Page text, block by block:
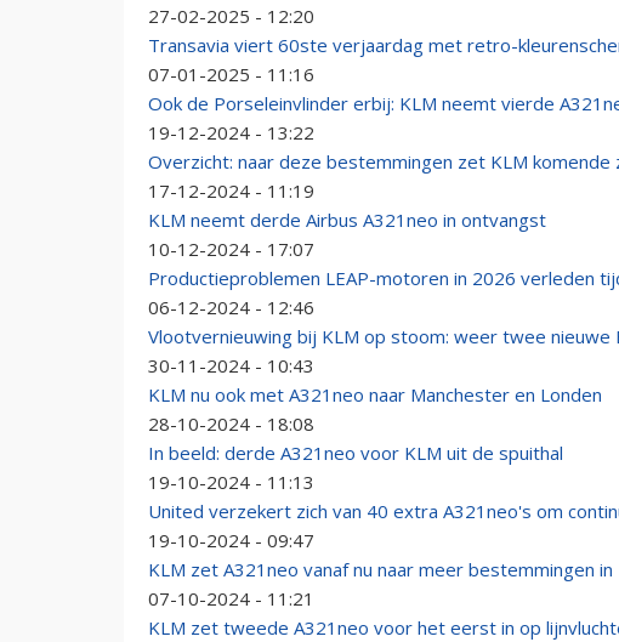
27-02-2025 - 12:20
Transavia viert 60ste verjaardag met retro-
07-01-2025 - 11:16
Ook de Porseleinvlinder erbij: KLM neemt vierde
19-12-2024 - 13:22
Overzicht: naar deze bestemmingen zet KLM komende
17-12-2024 - 11:19
KLM neemt derde Airbus A321neo in ontvangst
10-12-2024 - 17:07
Productieproblemen LEAP-motoren in 2026 verleden
06-12-2024 - 12:46
Vlootvernieuwing bij KLM op stoom: weer twee nieuwe
30-11-2024 - 10:43
KLM nu ook met A321neo naar Manchester en Londen
28-10-2024 - 18:08
In beeld: derde A321neo voor KLM uit de spuithal
19-10-2024 - 11:13
United verzekert zich van 40 extra A321neo's om
19-10-2024 - 09:47
KLM zet A321neo vanaf nu naar meer bestemmingen in
07-10-2024 - 11:21
KLM zet tweede A321neo voor het eerst in op